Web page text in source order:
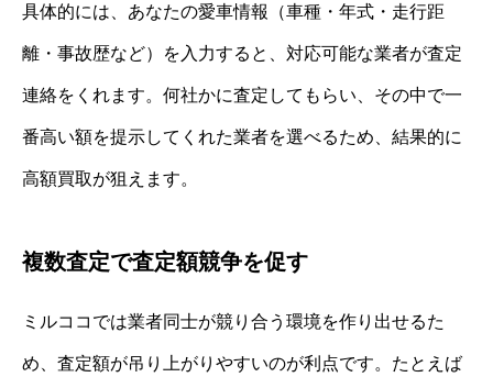
具体的には、あなたの愛車情報（車種・年式・走行距
離・事故歴など）を入力すると、対応可能な業者が査定
連絡をくれます。何社かに査定してもらい、その中で一
番高い額を提示してくれた業者を選べるため、結果的に
高額買取が狙えます。
複数査定で査定額競争を促す
ミルココでは業者同士が競り合う環境を作り出せるた
め、査定額が吊り上がりやすいのが利点です。たとえば